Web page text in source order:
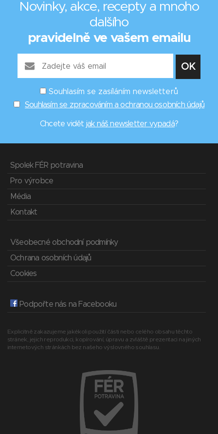
Novinky, akce, recepty a mnoho
dalšího
pravidelně ve vašem emailu
Souhlasím se zasíláním newsletterů
Souhlasím se zpracováním a ochranou osobních údajů
Chcete vidět jak náš newsletter vypadá?
Spolek FÉR potravina
Pro výrobce
Média
Kontakt
Všeobecné obchodní podmínky
Ochrana osobních údajů
Cookies
Podpořte nás na Facebooku
Explicitně zakazujeme jakékoli použití části nebo celého obsahu těchto
stránek, jejich reprodukci, kopírování, úpravu a zvláště prezentaci na jiných
internetových stránkách bez našeho výslovného souhlasu.